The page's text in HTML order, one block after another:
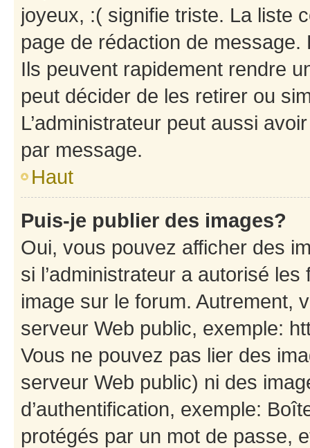
joyeux, :( signifie triste. La liste
page de rédaction de
Ils peuvent rapidement rendre
peut décider de les retirer ou
L’administrateur peut aussi
par message.
Haut
Puis-je publier des images?
Oui, vous pouvez afficher des
si l’administrateur a autorisé
image sur le forum. Autrement,
serveur Web public, exemple:
Vous ne pouvez pas lier des
serveur Web public) ni des
d’authentification, exemple:
protégés par un mot de passe,